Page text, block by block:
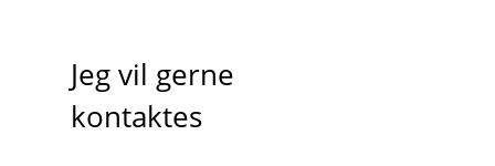
Jeg vil gerne
kontaktes